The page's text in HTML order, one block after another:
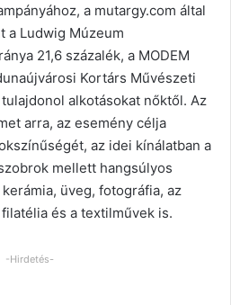
a mutargy.com által
a Ludwig Múzeum
21,6 százalék, a MODEM
Kortárs Művészeti
alkotásokat nőktől. Az
arra, az esemény célja
az idei kínálatban a
mellett hangsúlyos
üveg, fotográfia, az
és a textilművek is.
-Hirdetés-